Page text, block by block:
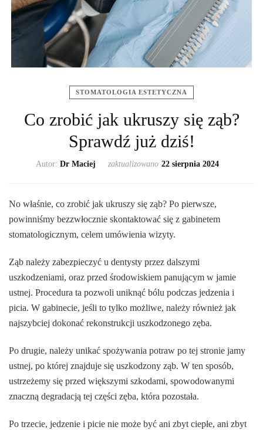
STOMATOLOGIA ESTETYCZNA
Co zrobić jak ukruszy się ząb?
Sprawdź już dziś!
Autor: Dr Maciej zaktualizowano 22 sierpnia 2024
No właśnie, co zrobić jak ukruszy się ząb? Po pierwsze,
powinniśmy bezzwłocznie skontaktować się z gabinetem
stomatologicznym, celem umówienia wizyty.
Ząb należy zabezpieczyć u dentysty przez dalszymi
uszkodzeniami, oraz przed środowiskiem panującym w jamie
ustnej. Procedura ta pozwoli uniknąć bólu podczas jedzenia i
picia. W gabinecie, jeśli to tylko możliwe, należy również jak
najszybciej dokonać rekonstrukcji uszkodzonego zęba.
Po drugie, należy unikać spożywania potraw po tej stronie jamy
ustnej, po której znajduje się uszkodzony ząb. W ten sposób,
ustrzeżemy się przed większymi szkodami, spowodowanymi
znaczną degradacją tej części zęba, która pozostała.
Po trzecie, jedzenie i picie nie może być ani zbyt ciepłe, ani zbyt